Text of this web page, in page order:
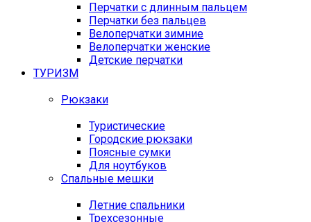
Перчатки с длинным пальцем
Перчатки без пальцев
Велоперчатки зимние
Велоперчатки женские
Детские перчатки
ТУРИЗМ
Рюкзаки
Туристические
Городские рюкзаки
Поясные сумки
Для ноутбуков
Спальные мешки
Летние спальники
Трехсезонные